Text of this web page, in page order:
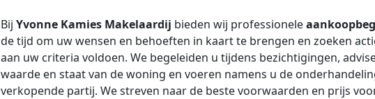
Bij Yvonne Kamies Makelaardij bieden wij professionele
de tijd om uw wensen en behoeften in kaart te brengen en zoeken
aan uw criteria voldoen. We begeleiden u tijdens bezichtigingen,
waarde en staat van de woning en voeren namens u de
verkopende partij. We streven naar de beste voorwaarden en prijs